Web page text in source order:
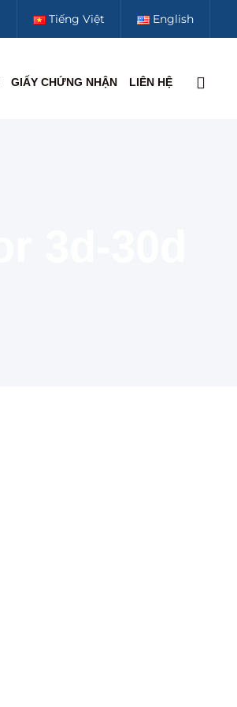
Tiếng Việt English
GIẤY CHỨNG NHẬN LIÊN HỆ